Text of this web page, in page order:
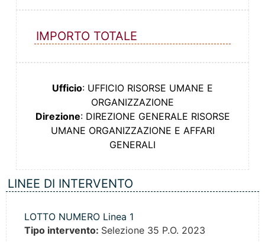
IMPORTO TOTALE
Ufficio: UFFICIO RISORSE UMANE E
ORGANIZZAZIONE
Direzione: DIREZIONE GENERALE RISORSE
UMANE ORGANIZZAZIONE E AFFARI
GENERALI
LINEE DI INTERVENTO
LOTTO NUMERO Linea 1
Tipo intervento: Selezione 35 P.O. 2023